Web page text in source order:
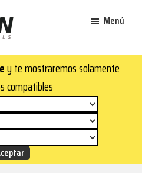
Menú
y te mostraremos solamente
compatibles